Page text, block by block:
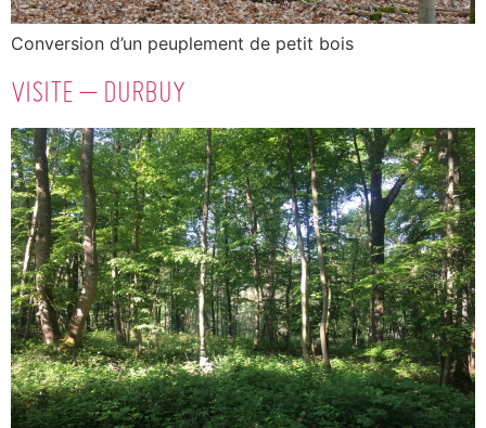
Conversion d’un peuplement de petit bois
VISITE – DURBUY